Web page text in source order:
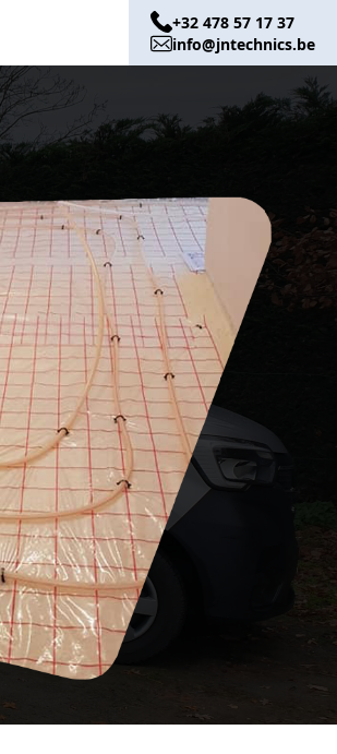
+32 478 57 17 37
info@jntechnics.be